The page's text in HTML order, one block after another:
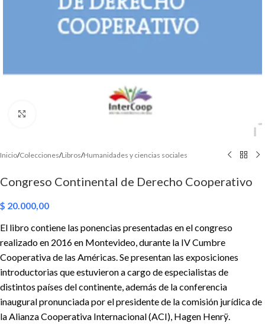
Inicio/Colecciones/Libros/Humanidades y ciencias sociales
Congreso Continental de Derecho Cooperativo
$ 20.000,00
El libro contiene las ponencias presentadas en el congreso
realizado en 2016 en Montevideo, durante la IV Cumbre
Cooperativa de las Américas. Se presentan las exposiciones
introductorias que estuvieron a cargo de especialistas de
distintos países del continente, además de la conferencia
inaugural pronunciada por el presidente de la comisión jurídica de
la Alianza Cooperativa Internacional (ACI), Hagen Henrÿ.